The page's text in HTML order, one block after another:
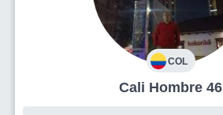
COL
Cali Hombre 46